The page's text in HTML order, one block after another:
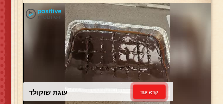
עוגת שוקולד קרא עוד